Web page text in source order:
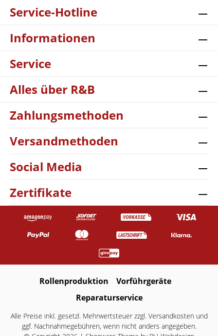
Service-Hotline
Informationen
Service
Alles über R&B
Zahlungsmethoden
Versandmethoden
Social Media
Zertifikate
Rollenproduktion
Vorführgeräte
Reparaturservice
Alle Preise inkl. gesetzl. Mehrwertsteuer zzgl. Versandkostenund
ggf. Nachnahmegebühren, wenn nicht anders angegeben.